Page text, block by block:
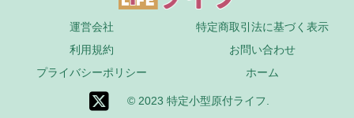
運営会社
特定商取引法に基づく表示
利用規約
お問い合わせ
プライバシーポリシー
ホーム
© 2023 特定小型原付ライフ.